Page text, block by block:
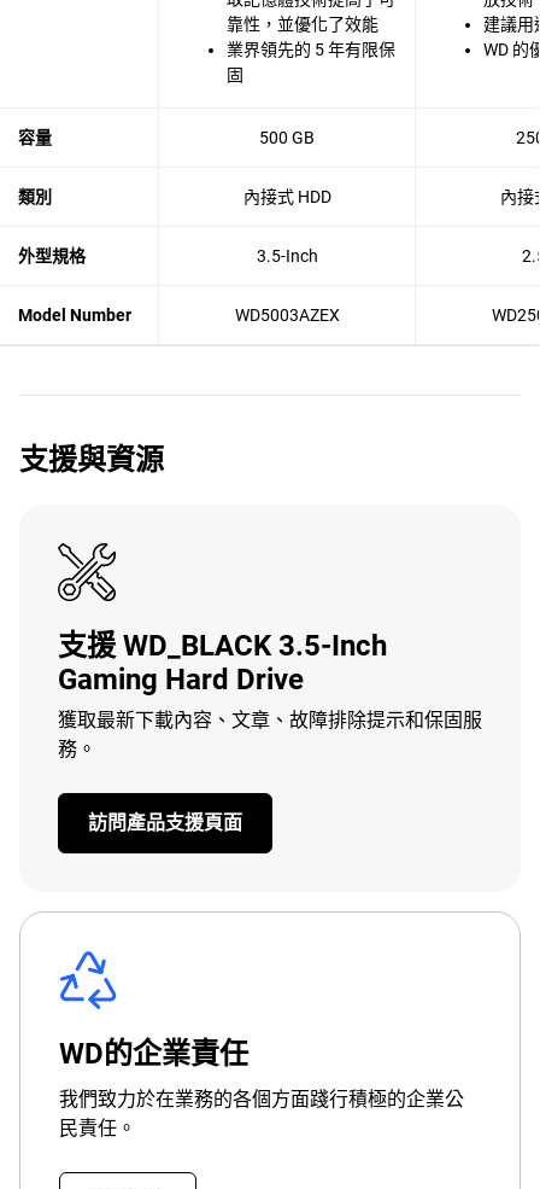
靠性，並優化了效能
業界領先的 5 年有限保
固
建議用
WD 的
容量 500 GB
類別 內接式 HDD 內接
外型規格 3.5-Inch
Model Number WD5003AZEX
支援與資源
支援 WD_BLACK 3.5-Inch
Gaming Hard Drive
獲取最新下載內容、文章、故障排除提示和保固服
務。
訪問產品支援頁面
WD的企業責任
我們致力於在業務的各個方面踐行積極的企業公
民責任。